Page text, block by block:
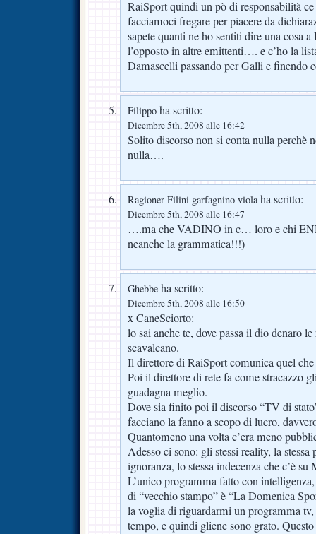
RaiSport quindi un pò di responsabilità
facciamoci fregare per piacere da
sapete quanti ne ho sentiti dire una cosa
l’opposto in altre emittenti…. e c’ho la
Damascelli passando per Galli e finendo
Filippo ha scritto:
Dicembre 5th, 2008 alle 16:42
Solito discorso non si conta nulla perchè
nulla….
Ragioner Filini garfagnino violaha scritto:
Dicembre 5th, 2008 alle 16:47
….ma che VADINO in c… loro e chi
neanche la grammatica!!!)
Ghebbe ha scritto:
Dicembre 5th, 2008 alle 16:50
x CaneSciorto:
lo sai anche te, dove passa il dio denaro
scavalcano.
Il direttore di RaiSport comunica quel
Poi il direttore di rete fa come stracazzo
guadagna meglio.
Dove sia finito poi il discorso “TV di
facciano la fanno a scopo di lucro,
Quantomeno una volta c’era meno
Adesso ci sono: gli stessi reality, la stessa
ignoranza, lo stessa indecenza che c’è su
L’unico programma fatto con
di “vecchio stampo” è “La Domenica
la voglia di riguardarmi un programma tv,
tempo, e quindi gliene sono grato.